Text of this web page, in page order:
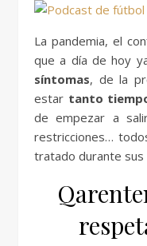
La pandemia, el
que a día de hoy
síntomas, de la
estar tanto
de empezar a
restricciones…
tratado durante sus